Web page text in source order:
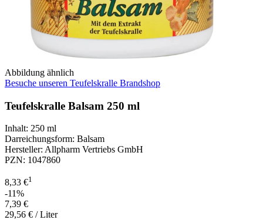
Abbildung ähnlich
Besuche unseren Teufelskralle Brandshop
Teufelskralle Balsam 250 ml
Inhalt: 250 ml
Darreichungsform: Balsam
Hersteller: Allpharm Vertriebs GmbH
PZN: 1047860
8,33 €1
-11%
7,39 €
29,56 € / Liter